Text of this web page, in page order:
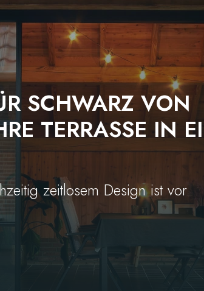
SCHWARZ VON
TERRASSE IN
zeitlosem Design ist vor